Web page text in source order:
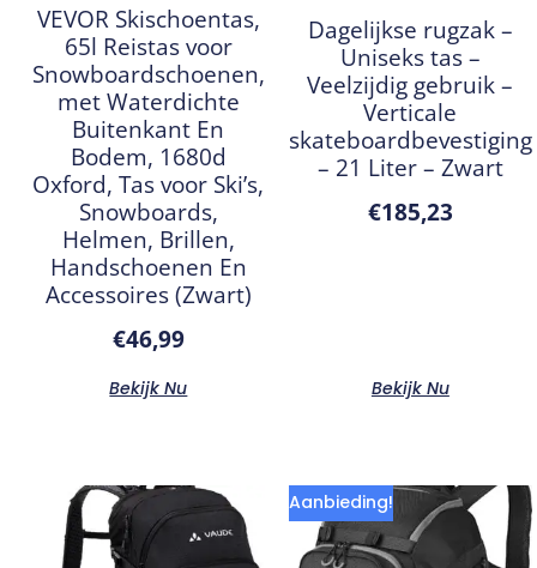
VEVOR Skischoentas,
65l Reistas voor
Snowboardschoenen,
met Waterdichte
Buitenkant En
Bodem, 1680d
Oxford, Tas voor Ski’s,
Snowboards,
Helmen, Brillen,
Handschoenen En
Accessoires (Zwart)
€46,99
Bekijk Nu
Dagelijkse rugzak –
Uniseks tas –
Veelzijdig gebruik –
Verticale
skateboardbevestiging
– 21 Liter – Zwart
€185,23
Bekijk Nu
Aanbieding!